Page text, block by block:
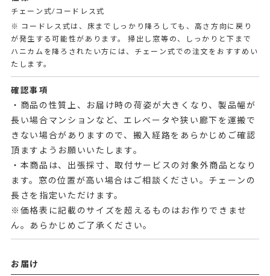
チェーン式/コードレス式
※ コードレス式は、床までしっかり降ろしても、高さ方向に戻り
が発生する可能性があります。 掃出し窓等の、しっかりと下まで
ハニカムを降ろされたい方には、チェーン式での注文をおすすめい
たします。
確認事項
・商品の性質上、お届け時の荷姿が大きくなり、製品幅が
長い場合マンションなど、エレベータや狭い廊下を運搬で
きない場合がありますので、搬入経路をあらかじめご確認
頂ますようお願いいたします。
・本商品は、出張採寸、取付サービスの対象外商品となり
ます。窓の位置が高い場合はご相談ください。チェーンの
長さを指定いただけます。
※価格表に記載のサイズを超えるものはお作りできませ
ん。あらかじめご了承ください。
お届け